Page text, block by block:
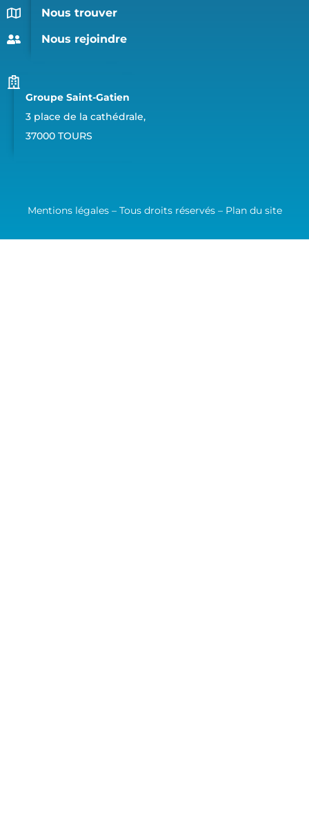
Nous trouver
Nous rejoindre
Groupe Saint-Gatien
3 place de la cathédrale,
37000 TOURS
Mentions légales – Tous droits réservés – Plan du site